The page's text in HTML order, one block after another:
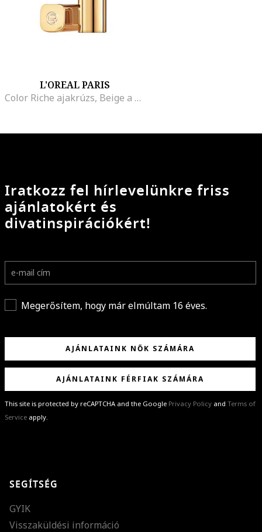
L'OREAL PARIS
Color Riche ajakrúzs, Beige a Nu
Iratkozz fel hírlevelünkre friss
ajánlatokért és
divatinspirációkért!
Megerősítem, hogy már elmúltam 16 éves.
AJÁNLATAINK NŐK SZÁMÁRA
AJÁNLATAINK FÉRFIAK SZÁMÁRA
This site is protected by reCAPTCHA and the Google Privacy Policy and Terms of
Service apply.
különleges ajánlatainkat és stílustippjeinket!
SEGÍTSÉG
GYIK
Visszaküldési információ